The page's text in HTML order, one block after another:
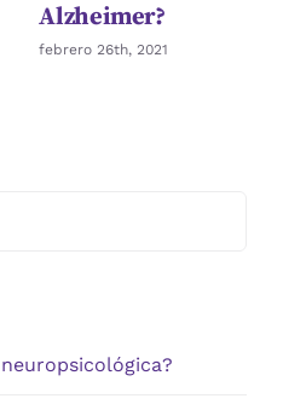
Alzheimer?
febrero 26th, 2021